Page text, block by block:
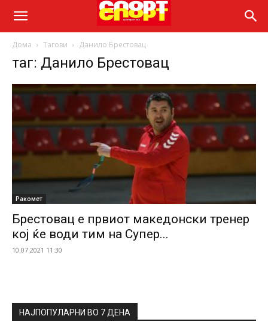
Дома Тагови Данило Брестовац
таг: Данило Брестовац
Ракомет
Брестовац е првиот македонски тренер
кој ќе води тим на Супер...
10.07.2021 11:30
НАЈПОПУЛАРНИ ВО 7 ДЕНА